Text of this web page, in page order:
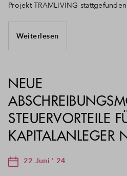
Projekt TRAMLIVING
Weiterlesen
NEUE
STEUERVORTEILE
KAPITALANLEGER
22 Juni ' 24